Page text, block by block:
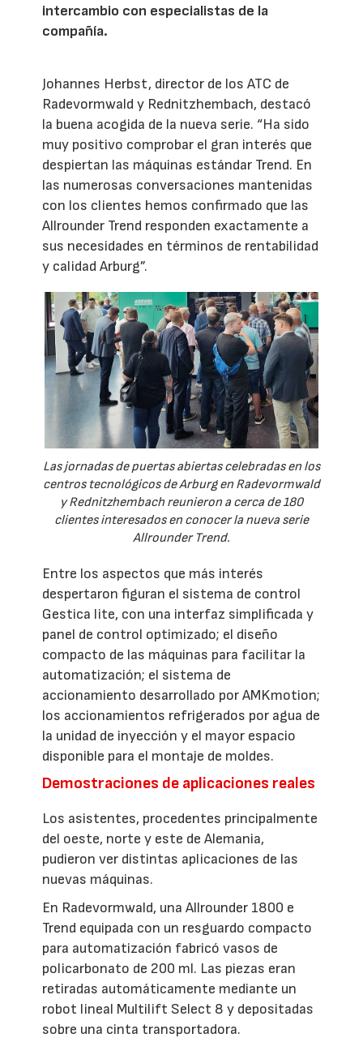
intercambio con especialistas de la
compañía.
Johannes Herbst, director de los ATC de
Radevormwald y Rednitzhembach, destacó
la buena acogida de la nueva serie. “Ha sido
muy positivo comprobar el gran interés que
despiertan las máquinas estándar Trend. En
las numerosas conversaciones mantenidas
con los clientes hemos confirmado que las
Allrounder Trend responden exactamente a
sus necesidades en términos de rentabilidad
y calidad Arburg”.
Las jornadas de puertas abiertas celebradas en los
centros tecnológicos de Arburg en Radevormwald
y Rednitzhembach reunieron a cerca de 180
clientes interesados en conocer la nueva serie
Allrounder Trend.
Entre los aspectos que más interés
despertaron figuran el sistema de control
Gestica lite, con una interfaz simplificada y
panel de control optimizado; el diseño
compacto de las máquinas para facilitar la
automatización; el sistema de
accionamiento desarrollado por AMKmotion;
los accionamientos refrigerados por agua de
la unidad de inyección y el mayor espacio
disponible para el montaje de moldes.
Demostraciones de aplicaciones reales
Los asistentes, procedentes principalmente
del oeste, norte y este de Alemania,
pudieron ver distintas aplicaciones de las
nuevas máquinas.
En Radevormwald, una Allrounder 1800 e
Trend equipada con un resguardo compacto
para automatización fabricó vasos de
policarbonato de 200 ml. Las piezas eran
retiradas automáticamente mediante un
robot lineal Multilift Select 8 y depositadas
sobre una cinta transportadora.